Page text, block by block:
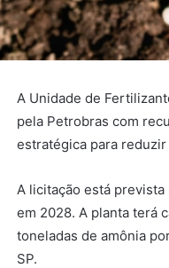
A Unidade de
pela Petrobras com
estratégica para
A licitação está
em 2028. A planta terá
toneladas de amônia
SP.